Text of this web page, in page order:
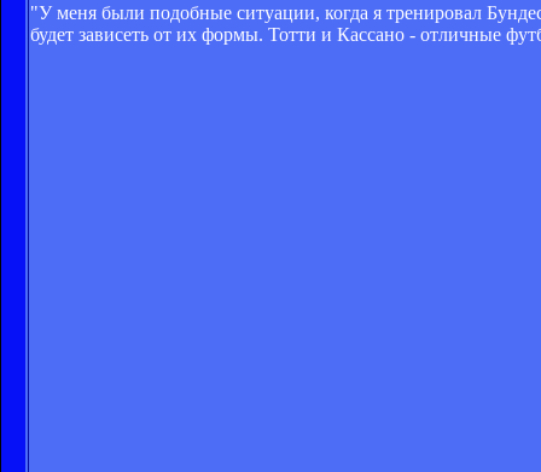
"У меня были подобные ситуации, когда я тренировал
будет зависеть от их формы. Тотти и Кассано - отличные